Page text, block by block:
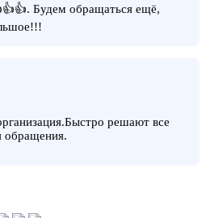
Будем обращаться ещё,
решают все
обращения.